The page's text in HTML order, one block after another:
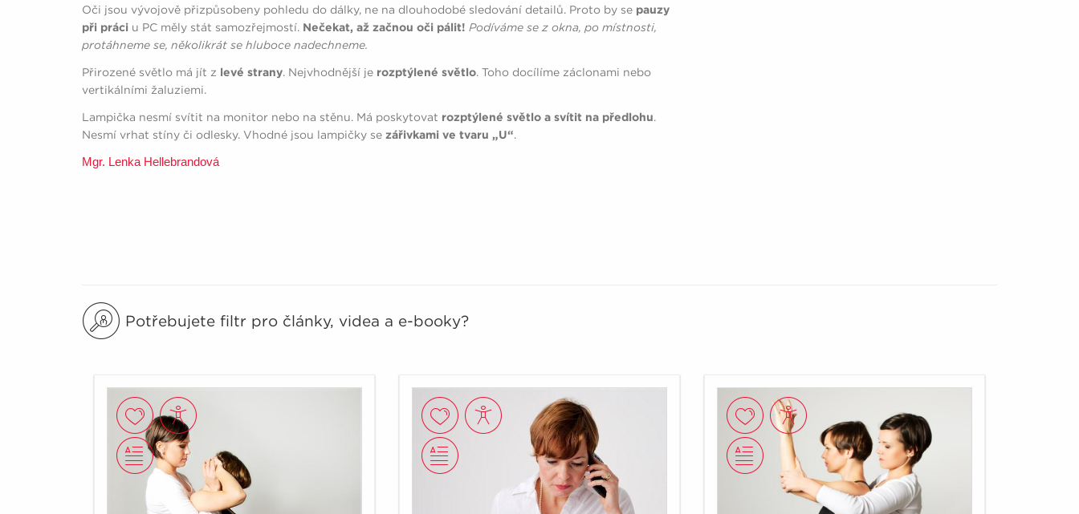
Oči jsou vývojově přizpůsobeny pohledu do dálky, ne na dlouhodobé sledování detailů. Proto by se pauzy
při práci u PC měly stát samozřejmostí. Nečekat, až začnou oči pálit! Podíváme se z okna, po místnosti,
protáhneme se, několikrát se hluboce nadechneme.
Přirozené světlo má jít z levé strany. Nejvhodnější je rozptýlené světlo. Toho docílíme záclonami nebo
vertikálními žaluziemi.
Lampička nesmí svítit na monitor nebo na stěnu. Má poskytovat rozptýlené světlo a svítit na předlohu.
Nesmí vrhat stíny či odlesky. Vhodné jsou lampičky se zářivkami ve tvaru „U“.
Mgr. Lenka Hellebrandová
Potřebujete filtr pro články, videa a e-booky?